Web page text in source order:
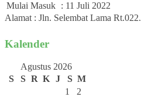
Mulai Masuk : 11 Juli 2022
Alamat : Jln. Selembat Lama
Kalender
Agustus 2026
S
S R K J S M
1
2